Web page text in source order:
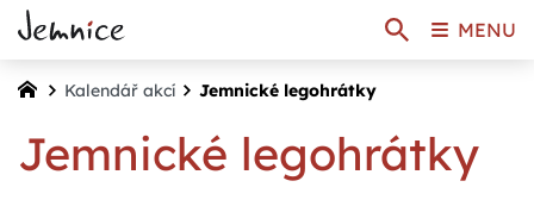
Kalendář akcí Jemnické legohrátky
Jemnické legohrátky
MENU